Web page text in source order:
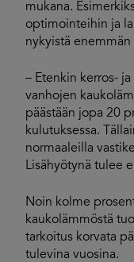
mukana.
optimointeihin ja
nykyistä
– Etenkin kerros-
vanhojen
päästään jopa 20
kulutuksessa.
normaaleilla
Lisähyötynä tulee
Noin kolme
kaukolämmöstä
tarkoitus korvata
tulevina vuosina.